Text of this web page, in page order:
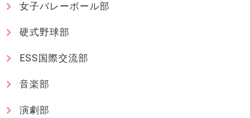
女子バレーボール部
硬式野球部
ESS国際交流部
音楽部
演劇部